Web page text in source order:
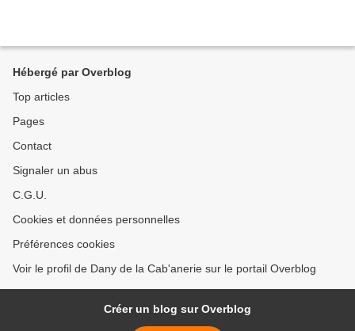
Hébergé par Overblog
Top articles
Pages
Contact
Signaler un abus
C.G.U.
Cookies et données personnelles
Préférences cookies
Voir le profil de Dany de la Cab'anerie sur le portail Overblog
Créer un blog sur Overblog